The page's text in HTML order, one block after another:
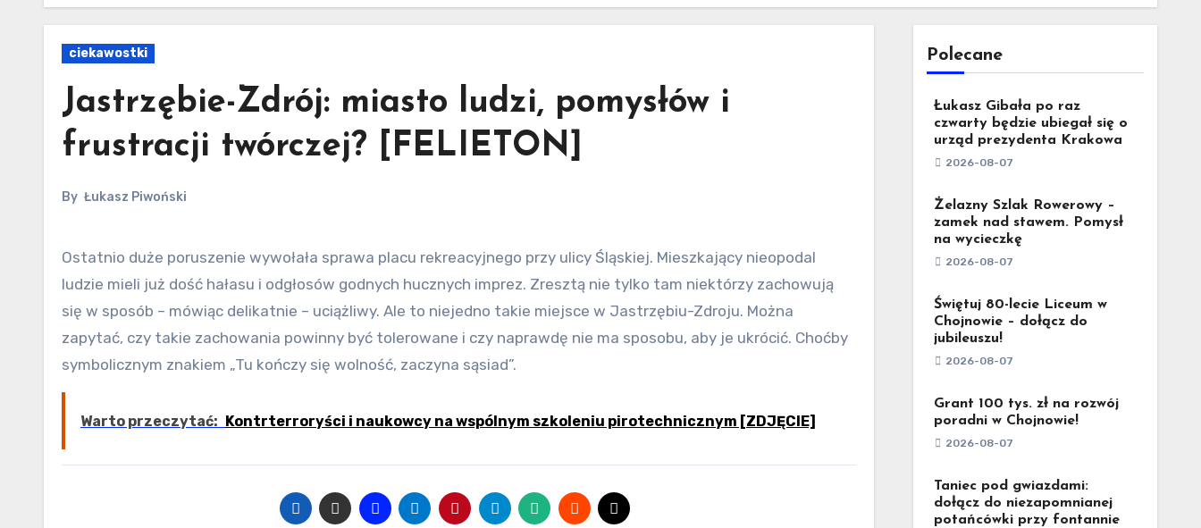
ciekawostki
Jastrzębie-Zdrój: miasto ludzi, pomysłów i
frustracji twórczej? [FELIETON]
By Łukasz Piwoński
Ostatnio duże poruszenie wywołała sprawa placu rekreacyjnego przy ulicy Śląskiej. Mieszkający nieopodal
ludzie mieli już dość hałasu i odgłosów godnych hucznych imprez. Zresztą nie tylko tam niektórzy zachowują
się w sposób – mówiąc delikatnie – uciążliwy. Ale to niejedno takie miejsce w Jastrzębiu-Zdroju. Można
zapytać, czy takie zachowania powinny być tolerowane i czy naprawdę nie ma sposobu, aby je ukrócić. Choćby
symbolicznym znakiem „Tu kończy się wolność, zaczyna sąsiad”.
Warto przeczytać: Kontrterroryści i naukowcy na wspólnym szkoleniu pirotechnicznym [ZDJĘCIE]
Polecane
Łukasz Gibała po raz
czwarty będzie ubiegał się o
urząd prezydenta Krakowa
2026-08-07
Żelazny Szlak Rowerowy –
zamek nad stawem. Pomysł
na wycieczkę
2026-08-07
Świętuj 80-lecie Liceum w
Chojnowie – dołącz do
jubileuszu!
2026-08-07
Grant 100 tys. zł na rozwój
poradni w Chojnowie!
2026-08-07
Taniec pod gwiazdami:
dołącz do niezapomnianej
potańcówki przy fontannie